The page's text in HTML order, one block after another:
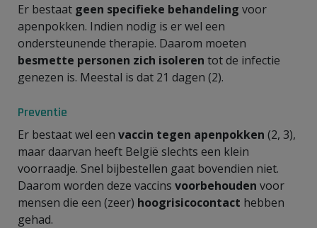
Er bestaat geen specifieke behandeling voor
apenpokken. Indien nodig is er wel een
ondersteunende therapie. Daarom moeten
besmette personen zich isoleren tot de infectie
genezen is. Meestal is dat 21 dagen (2).
Preventie
Er bestaat wel een vaccin tegen apenpokken (2, 3),
maar daarvan heeft België slechts een klein
voorraadje. Snel bijbestellen gaat bovendien niet.
Daarom worden deze vaccins voorbehouden voor
mensen die een (zeer) hoogrisicocontact hebben
gehad.